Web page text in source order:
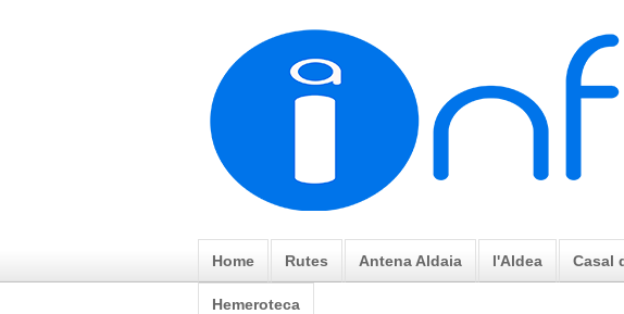
Home Rutes Antena Aldaia l'Aldea Casal
Hemeroteca